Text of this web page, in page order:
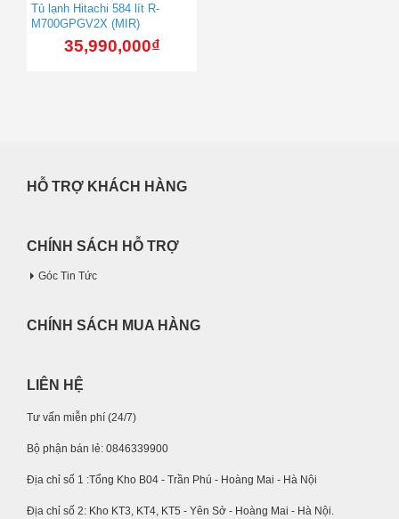
Tủ lạnh Hitachi 584 lít R-
M700GPGV2X (MIR)
35,990,000₫
HỖ TRỢ KHÁCH HÀNG
CHÍNH SÁCH HỖ TRỢ
Góc Tin Tức
CHÍNH SÁCH MUA HÀNG
LIÊN HỆ
Tư vấn miễn phí (24/7)
Bộ phận bán lẻ: 0846339900
Địa chỉ số 1 :Tổng Kho B04 - Trần Phú - Hoàng Mai - Hà Nội
Địa chỉ số 2: Kho KT3, KT4, KT5 - Yên Sở - Hoàng Mai - Hà Nội.